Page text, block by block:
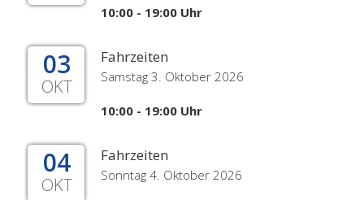
10:00 - 19:00 Uhr
03
OKT
Fahrzeiten
Samstag 3. Oktober 2026
10:00 - 19:00 Uhr
04
OKT
Fahrzeiten
Sonntag 4. Oktober 2026